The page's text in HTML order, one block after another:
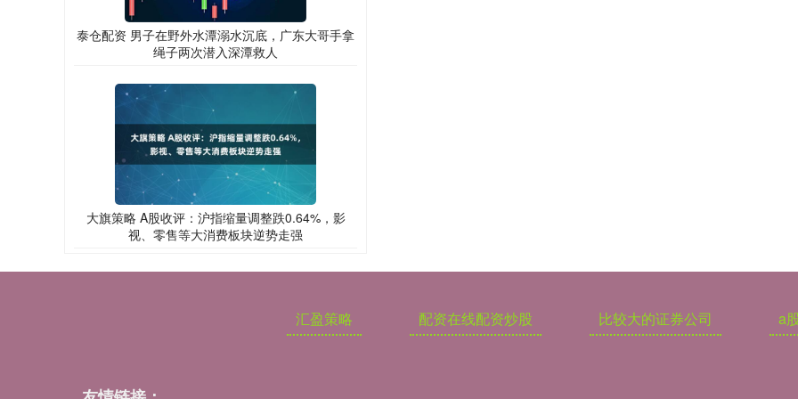
泰仓配资 男子在野外水潭溺水沉底，广东大哥手拿
绳子两次潜入深潭救人
大旗策略 A股收评：沪指缩量调整跌0.64%，影
视、零售等大消费板块逆势走强
汇盈策略 配资在线配资炒股 比较大的证券公司 a